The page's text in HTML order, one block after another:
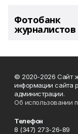
Фотобанк
журналистов
© 2020-2026 Сайт
информации сайта
администрации.
Об использовании
Телефон
8 (347) 273-26-89